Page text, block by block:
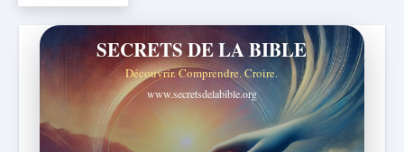
SECRETS DE LA BIBLE
Découvrir. Comprendre. Croire.
www.secretsdelabible.org